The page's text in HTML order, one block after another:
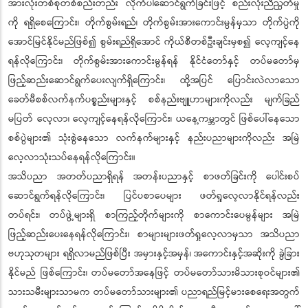
အားလုံးတစ်စုတစ်စည်းတည်း လိုက်ပါဆောင်ရွက်ခြင်းဖြင့် စည်းလုံးညီညွတ်မှု
ကို ရရှိစေကြောင်း၊ တိုက်စွမ်းရည်၊ တိုက်စွမ်းအားကောင်းမွန်မှသာ တိုက်ပွဲကို
အောင်မြင်နိုင်မည်ဖြစ်၍ စွမ်းရည်ရှိအောင် ကိုယ်စီတစ်ဦးချင်းမှစ၍ လေ့ကျင့်နေ
ရန်လိုကြောင်း၊ တိုက်စွမ်းအားကောင်းမွန်ရန် နိုင်ငံတော်နှင့် တပ်မတော်မှ
ဖြည့်ဆည်းဆောင်ရွက်ပေးလျက်ရှိကြောင်း၊ ထို့အပြင် ပြောင်းလဲလာသော
ခေတ်မီစစ်လက်နက်ပစ္စည်းများနှင့် စစ်နည်းဗျူဟာများကိုလည်း မျက်ခြည်
မပြတ် လေ့လာ၊ လေ့ကျင့်နေရန်လိုကြောင်း၊ ယနေ့ကမ္ဘာတွင် ဖြစ်ပေါ်နေသော
စစ်ပွဲများ၏ သုံးစွဲနေသော လက်နက်များနှင့် နည်းပညာများကိုလည်း အမြဲ
လေ့လာသုံးသပ်နေရန်လိုကြောင်း။
အသိပညာ အတတ်ပညာရှိရန် အတန်းပညာနှင့် စာဖတ်ခြင်းကို ပေါင်းစပ်
ဆောင်ရွက်ရန်လိုကြောင်း၊ ပြင်ပစာပေများ ဖတ်ရှုလေ့လာနိုင်ရန်လည်း
တပ်ရင်း၊ တပ်ဖွဲ့များရှိ စာကြည့်တိုက်များကို စာကောင်းပေမွန်များ အမြဲ
ဖြည့်ဆည်းပေးနေရန်လိုကြောင်း၊ စာများများဖတ်ရှုလေ့လာမှသာ အသိပညာ
ဗဟုသုတများ ရရှိလာမည်ဖြစ်ပြီး အမှားနှင့်အမှန်၊ အကောင်းနှင့်အဆိုးကို ခွဲခြား
နိုင်မည် ဖြစ်ကြောင်း၊ တပ်မတော်အနေဖြင့် တပ်မတော်သားမိသားစုဝင်များ၏
သားသမီးများသာမက တပ်မတော်သားများ၏ ပညာရည်မြင့်မားစေရေးအတွက်